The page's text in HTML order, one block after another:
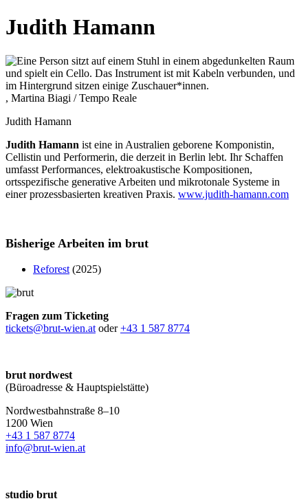
Judith Hamann
, Martina Biagi / Tempo Reale
Judith Hamann
Judith Hamann ist eine in Australien geborene Komponistin,
Cellistin und Performerin, die derzeit in Berlin lebt. Ihr Schaffen
umfasst Performances, elektroakustische Kompositionen,
ortsspezifische generative Arbeiten und mikrotonale Systeme in
einer prozessbasierten kreativen Praxis. www.judith-hamann.com
Bisherige Arbeiten im brut
Reforest (2025)
Fragen zum Ticketing
tickets@brut-wien.at oder+43 1 587 8774
brut nordwest
(Büroadresse & Hauptspielstätte)
Nordwestbahnstraße 8–10
1200 Wien
+43 1 587 8774
info@brut-wien.at
studio brut